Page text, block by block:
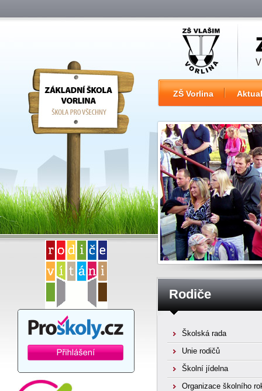
ZŠ Vorlina
Rodiče
Školská rada
Unie rodičů
Školní jídelna
Organizace školního